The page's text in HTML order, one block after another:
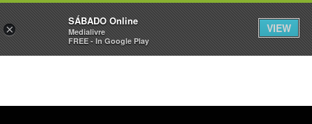
Sábado Assine Iniciar Sessão
×
SÁBADO Online
Medialivre
FREE - In Google Play
VIEW